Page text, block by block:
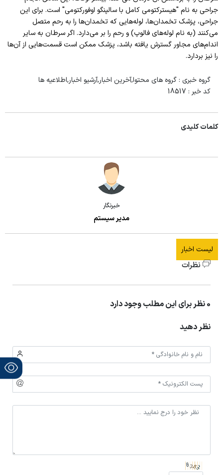
جراحی به نام "هیسترکتومی کامل با سالپنگو اوفورکتومی" است. برای این
جراحی، پزشک تخمدان‌ها، لوله‌هایی که تخمدان‌ها را به رحم متصل
می‌کنند (به نام لوله‌های فالوپ) و رحم را بر می‌دارد. اگر سرطان به سایر
اندام‌های مجاور گسترش یافته باشد، پزشک ممکن است قسمت‌هایی از آن‌ها
را نیز بردارد.
گروه خبری : گروه های محتوا,آخرین اخبار,آرشیو اخبار,اطلاعیه ها
کد خبر : 18517
کلمات کلیدی
خبرنگار
مدیر سیستم
لیست اخبار
نظرات
0 نظر برای این مطلب وجود دارد
نظر دهید